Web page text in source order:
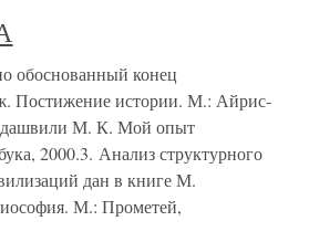
конец
Постижение истории. М.: Айрис-
М. К. Мой опыт
2000.3. Анализ структурного
дан в книге М.
М.: Прометей,